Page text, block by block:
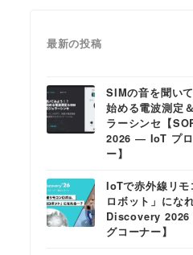
最新の投稿
SIMの音を聞い
始める電波測定
ラーシンセ【
2026 ― IoT プロ
ー】
IoTで赤外線リ
ロボット」にな
Discovery
グコーナー】